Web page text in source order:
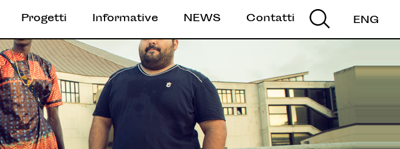
Progetti Informative NEWS Contatti ENG